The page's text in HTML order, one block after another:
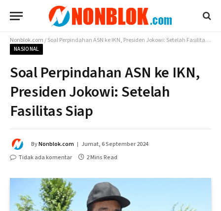
Nonblok.com/Soal Perpindahan ASN ke IKN, Presiden Jokowi: Setelah Fasilitas Siap
NASIONAL
Soal Perpindahan ASN ke IKN,
Presiden Jokowi: Setelah
Fasilitas Siap
ByNonblok.com
Jumat, 6 September 2024
Tidak ada komentar
2 Mins Read